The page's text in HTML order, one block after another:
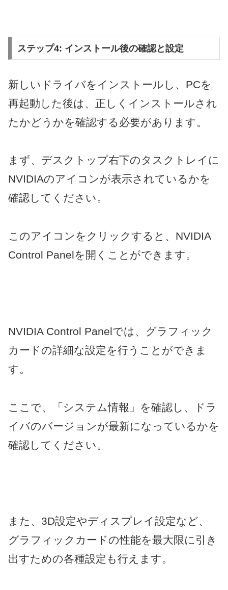
ステップ4: インストール後の確認と設定
新しいドライバをインストールし、PCを
再起動した後は、正しくインストールされ
たかどうかを確認する必要があります。
まず、デスクトップ右下のタスクトレイに
NVIDIAのアイコンが表示されているかを
確認してください。
このアイコンをクリックすると、NVIDIA
Control Panelを開くことができます。
NVIDIA Control Panelでは、グラフィック
カードの詳細な設定を行うことができま
す。
ここで、「システム情報」を確認し、ドラ
イバのバージョンが最新になっているかを
確認してください。
また、3D設定やディスプレイ設定など、
グラフィックカードの性能を最大限に引き
出すための各種設定も行えます。